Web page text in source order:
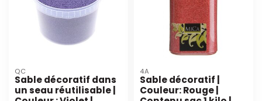
QC
Sable décoratif dans
un seau réutilisable |
4A
Sable décoratif |
Couleur: Rouge |